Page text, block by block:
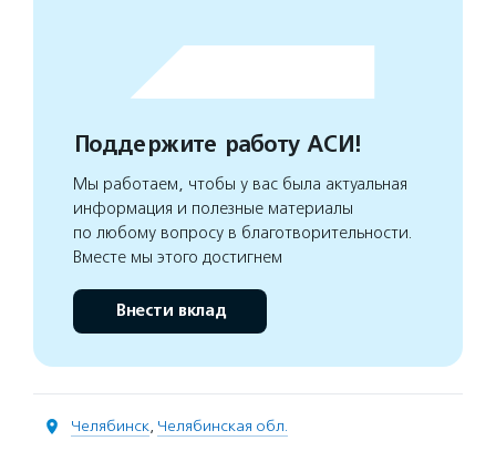
Поддержите работу АСИ!
Мы работаем, чтобы у вас была актуальная
информация и полезные материалы
по любому вопросу в благотворительности.
Вместе мы этого достигнем
Внести вклад
Челябинск, Челябинская обл.